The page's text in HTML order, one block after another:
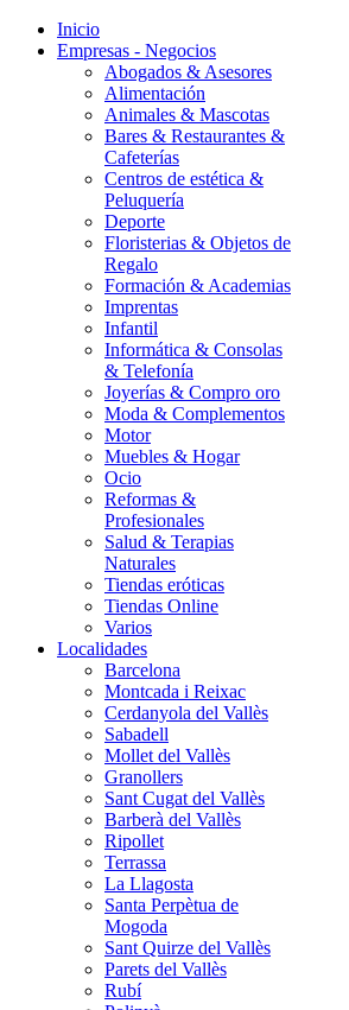
Inicio
Empresas - Negocios
Abogados & Asesores
Alimentación
Animales & Mascotas
Bares & Restaurantes &
Cafeterías
Centros de estética &
Peluquería
Deporte
Floristerias & Objetos de
Regalo
Formación & Academias
Imprentas
Infantil
Informática & Consolas
& Telefonía
Joyerías & Compro oro
Moda & Complementos
Motor
Muebles & Hogar
Ocio
Reformas &
Profesionales
Salud & Terapias
Naturales
Tiendas eróticas
Tiendas Online
Varios
Localidades
Barcelona
Montcada i Reixac
Cerdanyola del Vallès
Sabadell
Mollet del Vallès
Granollers
Sant Cugat del Vallès
Barberà del Vallès
Ripollet
Terrassa
La Llagosta
Santa Perpètua de
Mogoda
Sant Quirze del Vallès
Parets del Vallès
Rubí